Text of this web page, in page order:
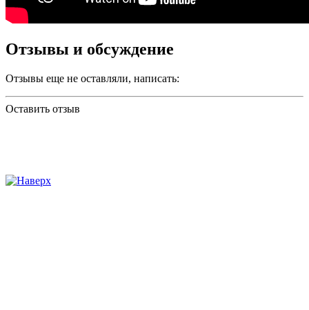
Отзывы и обсуждение
Отзывы еще не оставляли, написать:
Оставить отзыв